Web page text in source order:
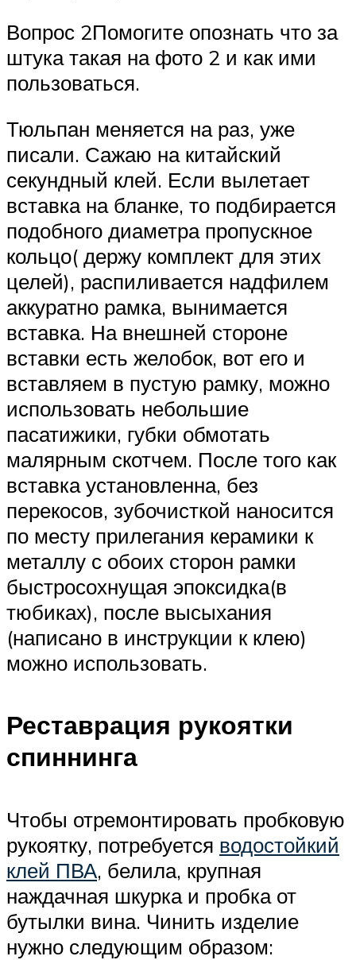
Вопрос 2Помогите опознать что за
штука такая на фото 2 и как ими
пользоваться.
Тюльпан меняется на раз, уже
писали. Сажаю на китайский
секундный клей. Если вылетает
вставка на бланке, то подбирается
подобного диаметра пропускное
кольцо( держу комплект для этих
целей), распиливается надфилем
аккуратно рамка, вынимается
вставка. На внешней стороне
вставки есть желобок, вот его и
вставляем в пустую рамку, можно
использовать небольшие
пасатижики, губки обмотать
малярным скотчем. После того как
вставка установленна, без
перекосов, зубочисткой наносится
по месту прилегания керамики к
металлу с обоих сторон рамки
быстросохнущая эпоксидка(в
тюбиках), после высыхания
(написано в инструкции к клею)
можно использовать.
Реставрация рукоятки
спиннинга
Чтобы отремонтировать пробковую
рукоятку, потребуется водостойкий
клей ПВА, белила, крупная
наждачная шкурка и пробка от
бутылки вина. Чинить изделие
нужно следующим образом: